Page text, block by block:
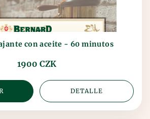
con aceite - 60 minutos
1900 CZK
DETALLE